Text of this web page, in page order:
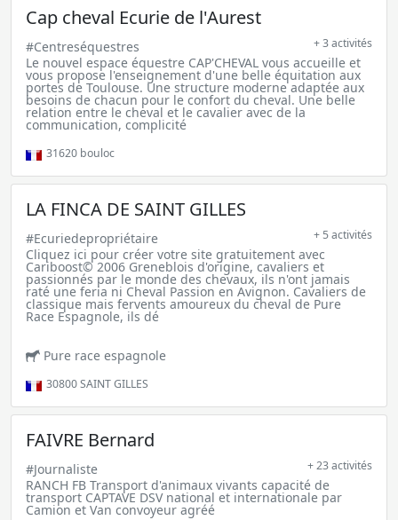
Cap cheval Ecurie de l'Aurest
#Centreséquestres + 3 activités
Le nouvel espace équestre CAP'CHEVAL vous accueille et
vous propose l'enseignement d'une belle équitation aux
portes de Toulouse. Une structure moderne adaptée aux
besoins de chacun pour le confort du cheval. Une belle
relation entre le cheval et le cavalier avec de la
communication, complicité
31620 bouloc
LA FINCA DE SAINT GILLES
#Ecuriedepropriétaire + 5 activités
Cliquez ici pour créer votre site gratuitement avec
Cariboost© 2006 Greneblois d'origine, cavaliers et
passionnés par le monde des chevaux, ils n'ont jamais
raté une feria ni Cheval Passion en Avignon. Cavaliers de
classique mais fervents amoureux du cheval de Pure
Race Espagnole, ils dé
Pure race espagnole
30800SAINT GILLES
FAIVRE Bernard
#Journaliste + 23 activités
RANCH FB Transport d'animaux vivants capacité de
transport CAPTAVE DSV national et internationale par
Camion et Van convoyeur agréé